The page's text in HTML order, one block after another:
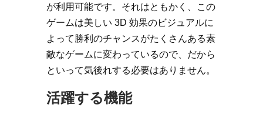
が利用可能です。それはともかく、この
ゲームは美しい 3D 効果のビジュアルに
よって勝利のチャンスがたくさんある素
敵なゲームに変わっているので、だから
といって気後れする必要はありません。
活躍する機能